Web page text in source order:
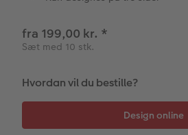
Fotocollage
Fotopanel
Kæledyr
Menukort
Inspiration til
fra 199,00 kr. *
Sæt med 10 stk.
Hvordan vil du bestille?